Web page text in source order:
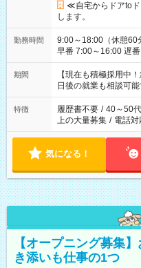
≪自宅からドアto
します。
勤務時間
9:00～18:00（休憩60分） ■ご希望があれば下記シフ
早番 7:00～16:00 遅番 10:00～19:00
い」 「余裕を持って
たくない」 など、ご希望を
の方へ 今ご覧のお仕
の勤務時間。 合計で
期間
【現在も積極採用中
日後の就業も相談可能
特徴 履歴書不要 / 40～50
上の大量募集 / 電話対
気になる！
【オープニング募集
き添いも仕事の1つ